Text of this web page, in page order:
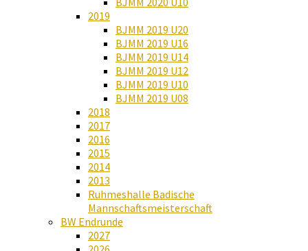
2019
BJMM 2019 U20
BJMM 2019 U16
BJMM 2019 U14
BJMM 2019 U12
BJMM 2019 U10
BJMM 2019 U08
2018
2017
2016
2015
2014
2013
Ruhmeshalle Badische
Mannschaftsmeisterschaft
BW Endrunde
2027